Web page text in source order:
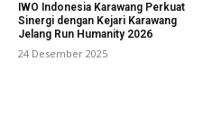
IWO Indonesia Karawang Perkuat
Sinergi dengan Kejari Karawang
Jelang Run Humanity 2026
24 Desember 2025